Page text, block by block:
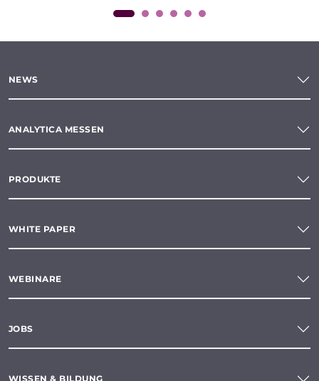
NEWS
ANALYTICA MESSEN
PRODUKTE
WHITE PAPER
WEBINARE
JOBS
WISSEN & BILDUNG